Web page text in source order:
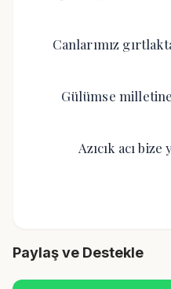
Canlarımız
Gülümse
Azıcık acı
Paylaş ve Destekle